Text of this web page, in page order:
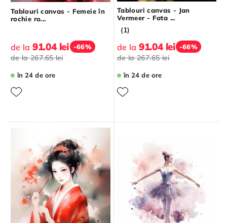
Tablouri canvas - Femeie în
rochie ro...
de la 91.04 lei -66%
de la267.65 lei
în 24 de ore
Tablouri canvas - Jan
Vermeer - Fata ...
(1)
de la 91.04 lei -66%
de la267.65 lei
în 24 de ore